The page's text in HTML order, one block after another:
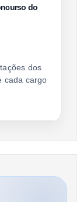
do
dos
cada cargo